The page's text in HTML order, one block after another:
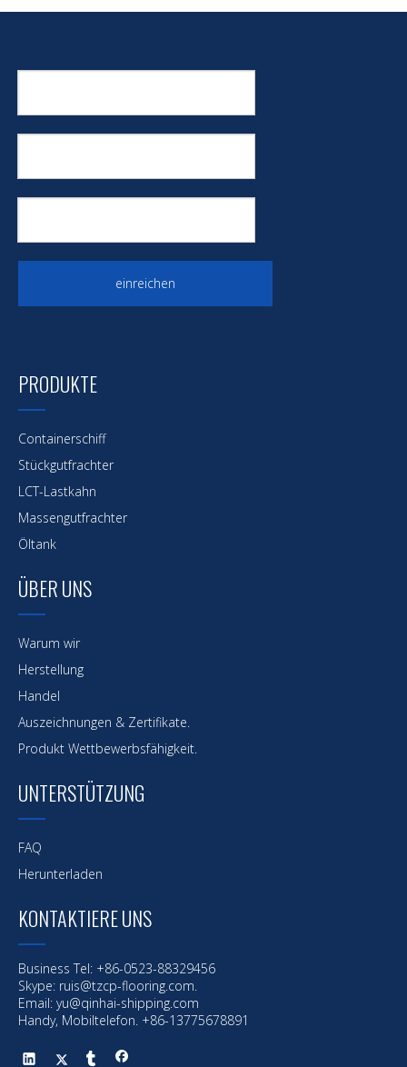
Nächste:
einreichen
PRODUKTE
Containerschiff
Stückgutfrachter
LCT-Lastkahn
Massengutfrachter
Öltank
ÜBER UNS
Warum wir
Herstellung
Handel
Auszeichnungen & Zertifikate.
Produkt Wettbewerbsfähigkeit.
UNTERSTÜTZUNG
FAQ
Herunterladen
KONTAKTIERE UNS
Business Tel: +86-0523-88329456
Skype: ruis@tzcp-flooring.com.
Email: yu@qinhai-shipping.com
Handy, Mobiltelefon. +86-13775678891